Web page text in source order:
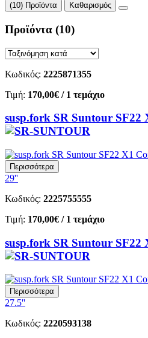
(10) Προϊόντα
Καθαρισμός
Προϊόντα (10)
Κωδικός: 2225871355
Τιμή: 170,00€ / 1 τεμάχιο
susp.fork SR Suntour SF22
Περισσότερα
29''
Κωδικός: 2225755555
Τιμή: 170,00€ / 1 τεμάχιο
susp.fork SR Suntour SF22
Περισσότερα
27.5''
Κωδικός: 2220593138